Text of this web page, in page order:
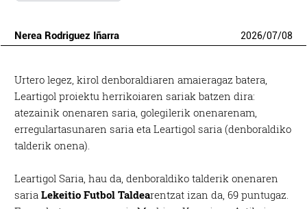
Nerea Rodriguez Iñarra 2026/07/08
Urtero legez, kirol denboraldiaren amaieragaz batera,
Leartigol proiektu herrikoiaren sariak batzen dira:
atezainik onenaren saria, golegilerik onenarenam,
erregulartasunaren saria eta Leartigol saria (denboraldiko
talderik onena).
Leartigol Saria, hau da, denboraldiko talderik onenaren
sariaLekeitio Futbol Taldearentzat izan da, 69 puntugaz.